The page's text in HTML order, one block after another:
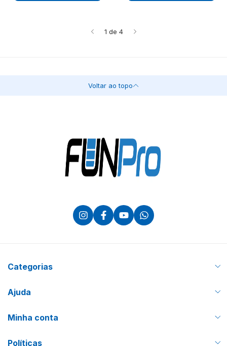
1 de 4
Voltar ao topo
Categorias
Ajuda
Minha conta
Políticas